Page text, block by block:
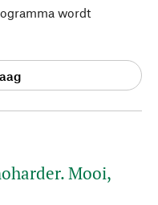
Mooi,
wordt